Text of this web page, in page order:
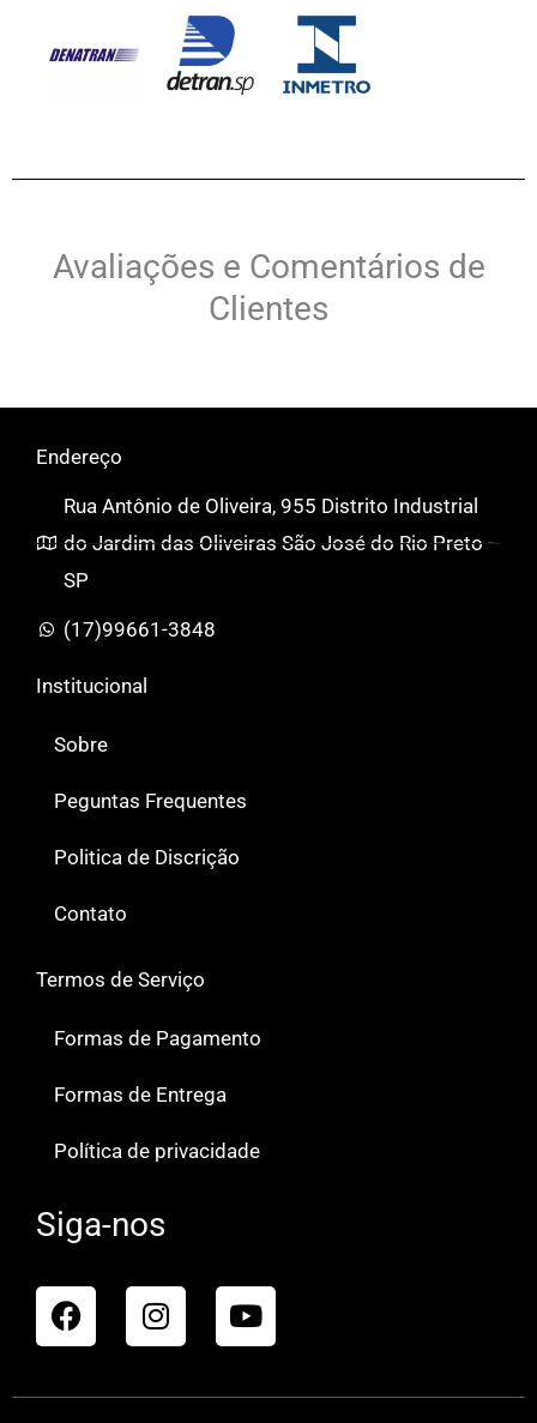
Avaliações e Comentários de
Clientes
Endereço
Rua Antônio de Oliveira, 955 Distrito Industrial
do Jardim das Oliveiras São José do Rio Preto -
SP
(17)99661-3848
Institucional
Sobre
Peguntas Frequentes
Politica de Discrição
Contato
Termos de Serviço
Formas de Pagamento
Formas de Entrega
Política de privacidade
Siga-nos
F
a
e
I
n
t
Y
o
t